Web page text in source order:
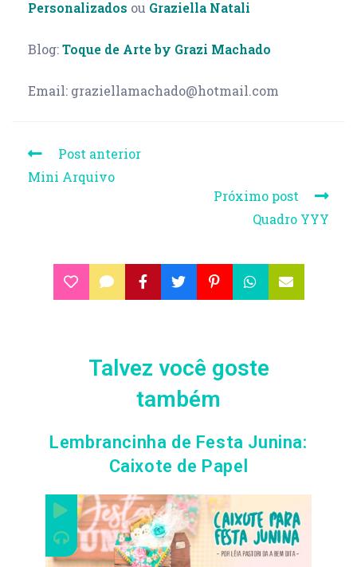
Personalizados ou Graziella Natali
Blog:Toque de Arte by Grazi Machado
Email: graziellamachado@hotmail.com
Post anterior
Mini Arquivo
Próximo post
Quadro YYY
Talvez você goste
também
Lembrancinha de Festa Junina:
Caixote de Papel